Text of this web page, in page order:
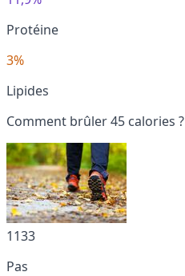
Protéine
3%
Lipides
Comment brûler 45 calories ?
1133
Pas